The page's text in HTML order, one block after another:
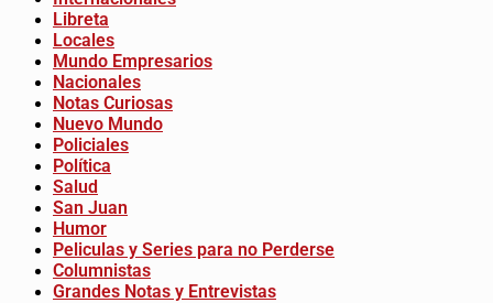
Libreta
Locales
Mundo Empresarios
Nacionales
Notas Curiosas
Nuevo Mundo
Policiales
Política
Salud
San Juan
Humor
Peliculas y Series para no Perderse
Columnistas
Grandes Notas y Entrevistas